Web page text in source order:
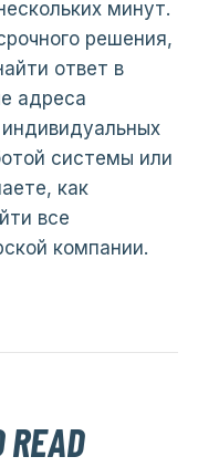
минут.
решения,
ответ в
адреса
системы или
как
все
компании.
READ